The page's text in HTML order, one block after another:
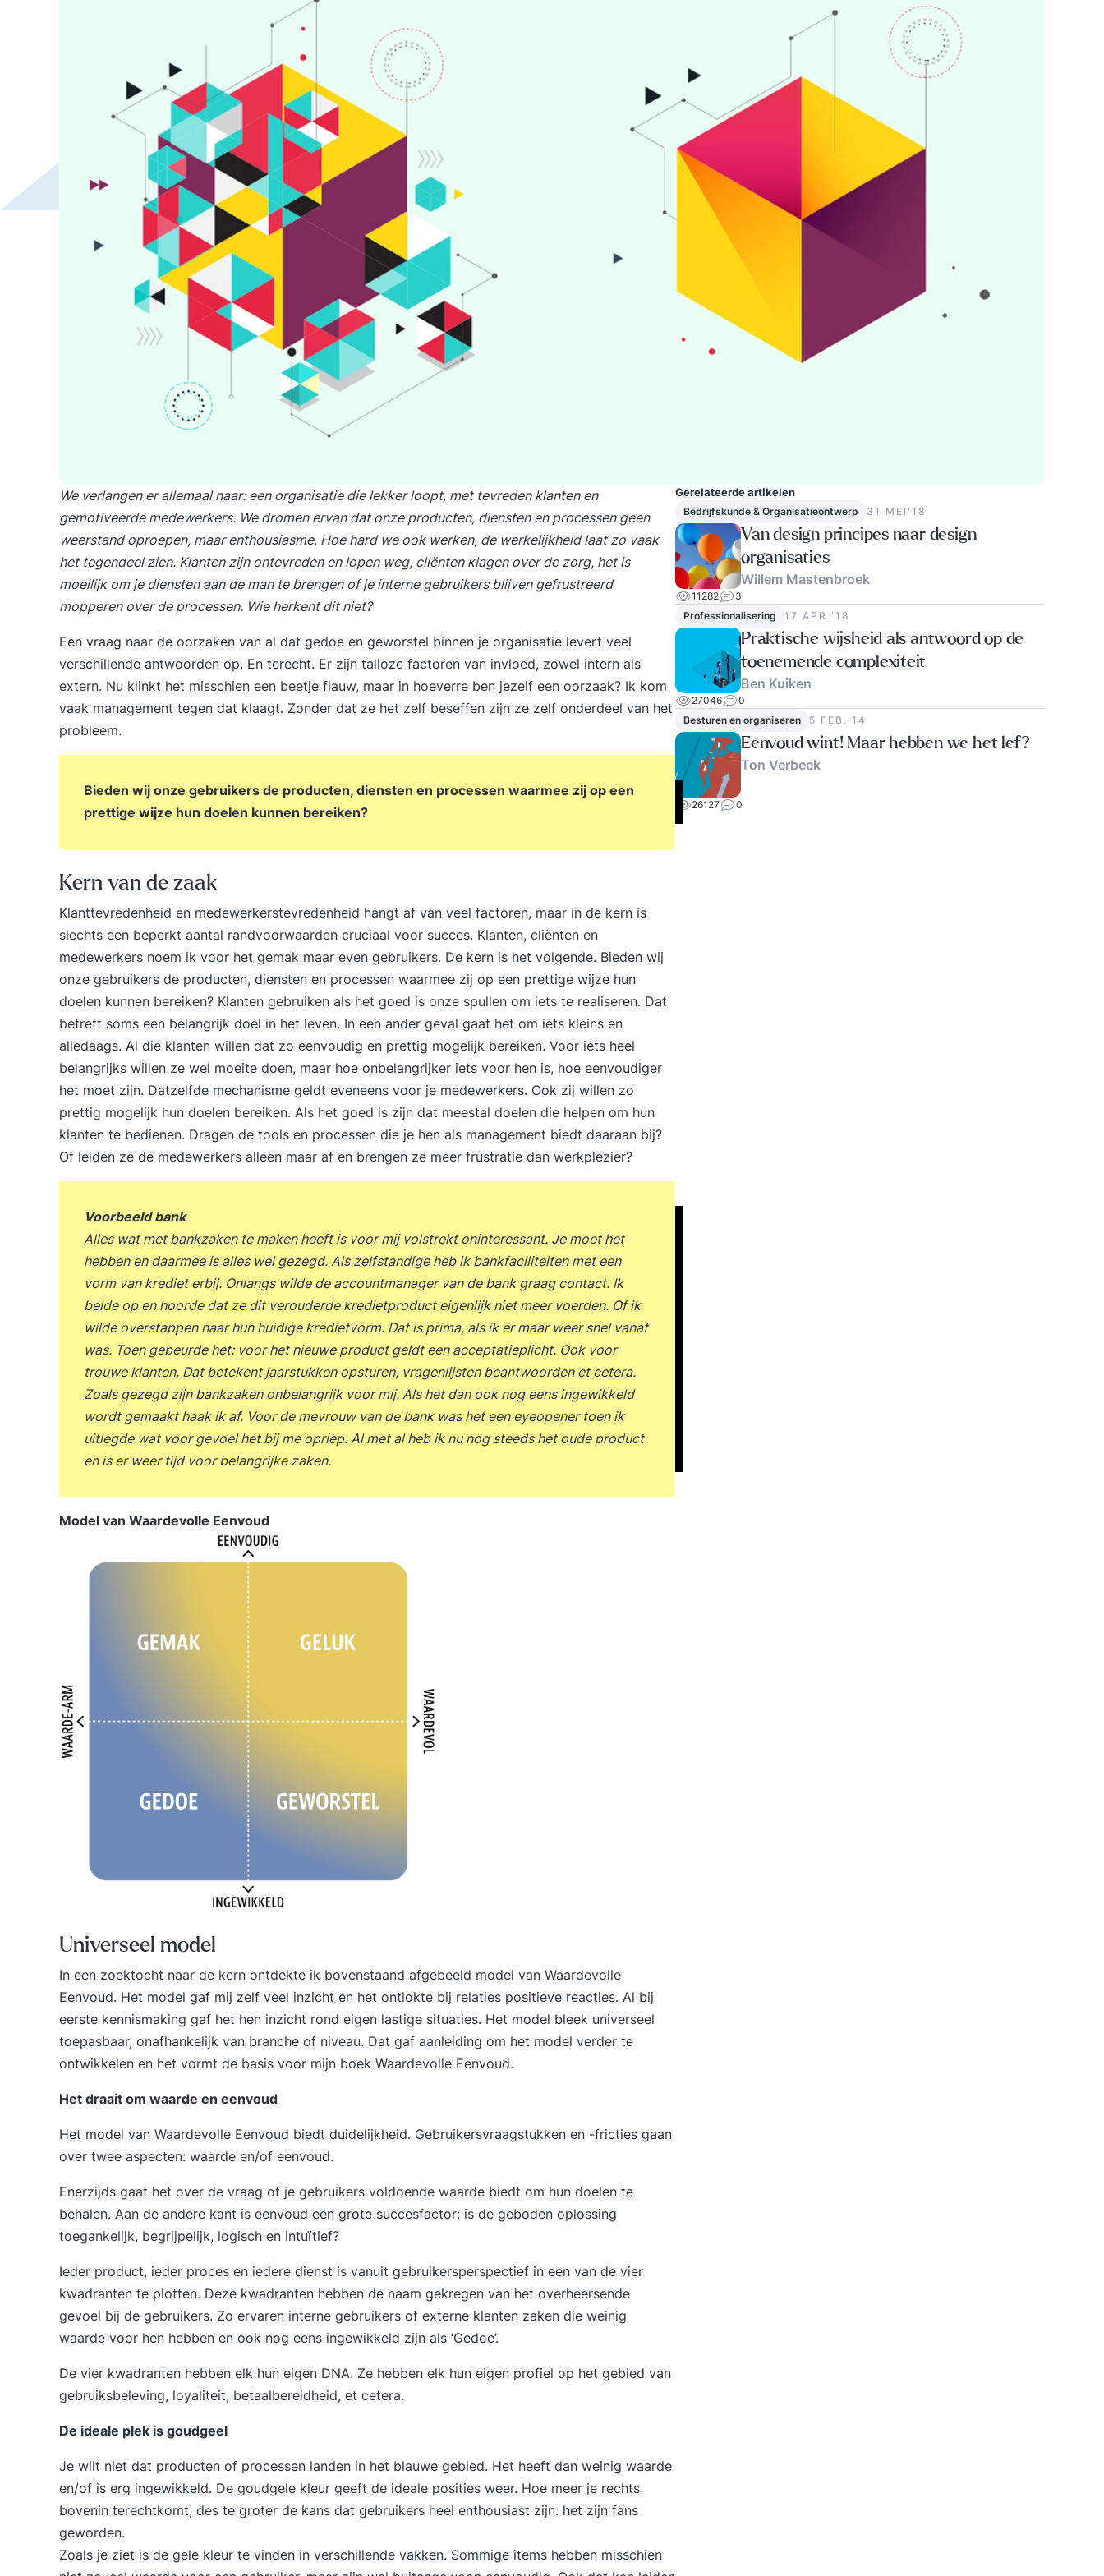
We verlangen er allemaal naar: een organisatie die lekker loopt, met tevreden klanten en
gemotiveerde medewerkers. We dromen ervan dat onze producten, diensten en processen geen
weerstand oproepen, maar enthousiasme. Hoe hard we ook werken, de werkelijkheid laat zo vaak
het tegendeel zien. Klanten zijn ontevreden en lopen weg, cliënten klagen over de zorg, het is
moeilijk om je diensten aan de man te brengen of je interne gebruikers blijven gefrustreerd
mopperen over de processen. Wie herkent dit niet?
Een vraag naar de oorzaken van al dat gedoe en geworstel binnen je organisatie levert veel
verschillende antwoorden op. En terecht. Er zijn talloze factoren van invloed, zowel intern als
extern. Nu klinkt het misschien een beetje flauw, maar in hoeverre ben jezelf een oorzaak? Ik kom
vaak management tegen dat klaagt. Zonder dat ze het zelf beseffen zijn ze zelf onderdeel van het
probleem.
Bieden wij onze gebruikers de producten, diensten en processen waarmee zij op een
prettige wijze hun doelen kunnen bereiken?
Kern van de zaak
Klanttevredenheid en medewerkerstevredenheid hangt af van veel factoren, maar in de kern is
slechts een beperkt aantal randvoorwaarden cruciaal voor succes. Klanten, cliënten en
medewerkers noem ik voor het gemak maar even gebruikers. De kern is het volgende. Bieden wij
onze gebruikers de producten, diensten en processen waarmee zij op een prettige wijze hun
doelen kunnen bereiken? Klanten gebruiken als het goed is onze spullen om iets te realiseren. Dat
betreft soms een belangrijk doel in het leven. In een ander geval gaat het om iets kleins en
alledaags. Al die klanten willen dat zo eenvoudig en prettig mogelijk bereiken. Voor iets heel
belangrijks willen ze wel moeite doen, maar hoe onbelangrijker iets voor hen is, hoe eenvoudiger
het moet zijn. Datzelfde mechanisme geldt eveneens voor je medewerkers. Ook zij willen zo
prettig mogelijk hun doelen bereiken. Als het goed is zijn dat meestal doelen die helpen om hun
klanten te bedienen. Dragen de tools en processen die je hen als management biedt daaraan bij?
Of leiden ze de medewerkers alleen maar af en brengen ze meer frustratie dan werkplezier?
Voorbeeld bank
Alles wat met bankzaken te maken heeft is voor mij volstrekt oninteressant. Je moet het
hebben en daarmee is alles wel gezegd. Als zelfstandige heb ik bankfaciliteiten met een
vorm van krediet erbij. Onlangs wilde de accountmanager van de bank graag contact. Ik
belde op en hoorde dat ze dit verouderde kredietproduct eigenlijk niet meer voerden. Of ik
wilde overstappen naar hun huidige kredietvorm. Dat is prima, als ik er maar weer snel vanaf
was. Toen gebeurde het: voor het nieuwe product geldt een acceptatieplicht. Ook voor
trouwe klanten. Dat betekent jaarstukken opsturen, vragenlijsten beantwoorden et cetera.
Zoals gezegd zijn bankzaken onbelangrijk voor mij. Als het dan ook nog eens ingewikkeld
wordt gemaakt haak ik af. Voor de mevrouw van de bank was het een eyeopener toen ik
uitlegde wat voor gevoel het bij me opriep. Al met al heb ik nu nog steeds het oude product
en is er weer tijd voor belangrijke zaken.
Model van Waardevolle Eenvoud
Universeel model
In een zoektocht naar de kern ontdekte ik bovenstaand afgebeeld model van Waardevolle
Eenvoud. Het model gaf mij zelf veel inzicht en het ontlokte bij relaties positieve reacties. Al bij
eerste kennismaking gaf het hen inzicht rond eigen lastige situaties. Het model bleek universeel
toepasbaar, onafhankelijk van branche of niveau. Dat gaf aanleiding om het model verder te
ontwikkelen en het vormt de basis voor mijn boek Waardevolle Eenvoud.
Het draait om waarde en eenvoud
Het model van Waardevolle Eenvoud biedt duidelijkheid. Gebruikersvraagstukken en -fricties gaan
over twee aspecten: waarde en/of eenvoud.
Enerzijds gaat het over de vraag of je gebruikers voldoende waarde biedt om hun doelen te
behalen. Aan de andere kant is eenvoud een grote succesfactor: is de geboden oplossing
toegankelijk, begrijpelijk, logisch en intuïtief?
Ieder product, ieder proces en iedere dienst is vanuit gebruikersperspectief in een van de vier
kwadranten te plotten. Deze kwadranten hebben de naam gekregen van het overheersende
gevoel bij de gebruikers. Zo ervaren interne gebruikers of externe klanten zaken die weinig
waarde voor hen hebben en ook nog eens ingewikkeld zijn als ‘Gedoe’.
De vier kwadranten hebben elk hun eigen DNA. Ze hebben elk hun eigen profiel op het gebied van
gebruiksbeleving, loyaliteit, betaalbereidheid, et cetera.
De ideale plek is goudgeel
Je wilt niet dat producten of processen landen in het blauwe gebied. Het heeft dan weinig waarde
en/of is erg ingewikkeld. De goudgele kleur geeft de ideale posities weer. Hoe meer je rechts
bovenin terechtkomt, des te groter de kans dat gebruikers heel enthousiast zijn: het zijn fans
geworden.
Zoals je ziet is de gele kleur te vinden in verschillende vakken. Sommige items hebben misschien
Gerelateerde artikelen
Bedrijfskunde & Organisatieontwerp 31 MEI‘18
Van design principes naar design
organisaties
Willem Mastenbroek
11282
3
Professionalisering
17 APR.‘18
Praktische wijsheid als antwoord op de
toenemende complexiteit
Ben Kuiken
27046
0
Besturen en organiseren
5 FEB.‘14
Eenvoud wint! Maar hebben we het lef?
Ton Verbeek
26127 0